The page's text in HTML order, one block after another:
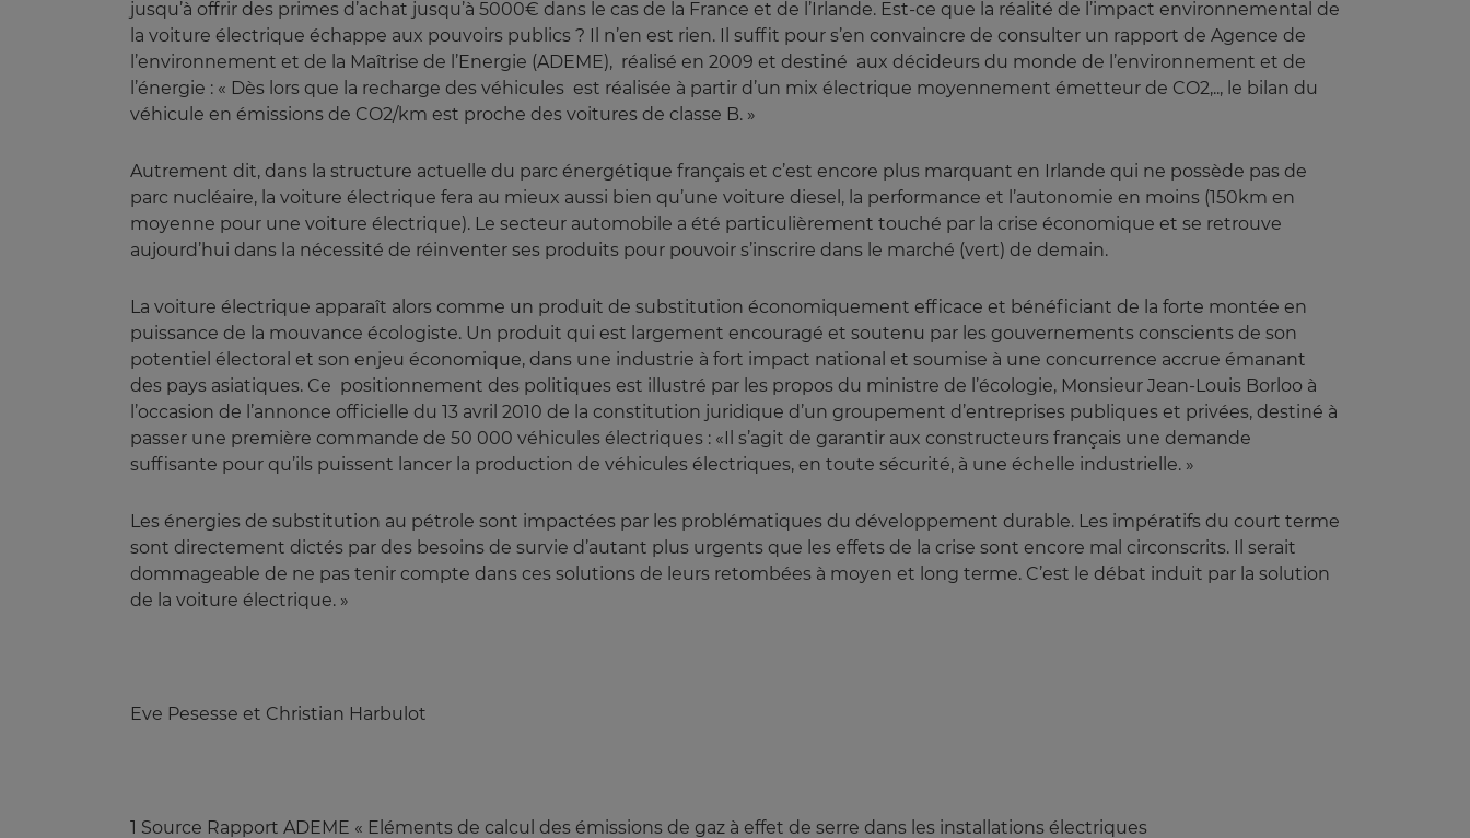
jusqu’à offrir des primes d’achat jusqu’à 5000€ dans le cas de la France et de l’Irlande. Est-ce que la réalité de l’impact environnemental de
la voiture électrique échappe aux pouvoirs publics ? Il n’en est rien. Il suffit pour s’en convaincre de consulter un rapport de Agence de
l’environnement et de la Maîtrise de l’Energie (ADEME), réalisé en 2009 et destiné aux décideurs du monde de l’environnement et de
l’énergie : « Dès lors que la recharge des véhicules est réalisée à partir d’un mix électrique moyennement émetteur de CO2,.., le bilan du
véhicule en émissions de CO2/km est proche des voitures de classe B. »
Autrement dit, dans la structure actuelle du parc énergétique français et c’est encore plus marquant en Irlande qui ne possède pas de
parc nucléaire, la voiture électrique fera au mieux aussi bien qu’une voiture diesel, la performance et l’autonomie en moins (150km en
moyenne pour une voiture électrique). Le secteur automobile a été particulièrement touché par la crise économique et se retrouve
aujourd’hui dans la nécessité de réinventer ses produits pour pouvoir s’inscrire dans le marché (vert) de demain.
La voiture électrique apparaît alors comme un produit de substitution économiquement efficace et bénéficiant de la forte montée en
puissance de la mouvance écologiste. Un produit qui est largement encouragé et soutenu par les gouvernements conscients de son
potentiel électoral et son enjeu économique, dans une industrie à fort impact national et soumise à une concurrence accrue émanant
des pays asiatiques. Ce positionnement des politiques est illustré par les propos du ministre de l’écologie, Monsieur Jean-Louis Borloo à
l’occasion de l’annonce officielle du 13 avril 2010 de la constitution juridique d’un groupement d’entreprises publiques et privées, destiné à
passer une première commande de 50 000 véhicules électriques : «Il s’agit de garantir aux constructeurs français une demande
suffisante pour qu’ils puissent lancer la production de véhicules électriques, en toute sécurité, à une échelle industrielle. »
Les énergies de substitution au pétrole sont impactées par les problématiques du développement durable. Les impératifs du court terme
sont directement dictés par des besoins de survie d’autant plus urgents que les effets de la crise sont encore mal circonscrits. Il serait
dommageable de ne pas tenir compte dans ces solutions de leurs retombées à moyen et long terme. C’est le débat induit par la solution
de la voiture électrique. »
Eve Pesesse et Christian Harbulot
1 Source Rapport ADEME « Eléments de calcul des émissions de gaz à effet de serre dans les installations électriques